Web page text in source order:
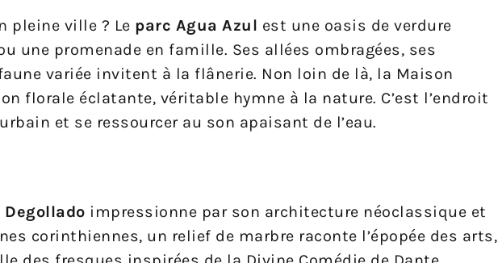
pleine ville ? Le parc Agua Azul est une oasis de verdure
une promenade en famille. Ses allées ombragées, ses
variée invitent à la flânerie. Non loin de là, la Maison
florale éclatante, véritable hymne à la nature. C’est l’endroit
et se ressourcer au son apaisant de l’eau.
impressionne par son architecture néoclassique et
corinthiennes, un relief de marbre raconte l’épopée des arts,